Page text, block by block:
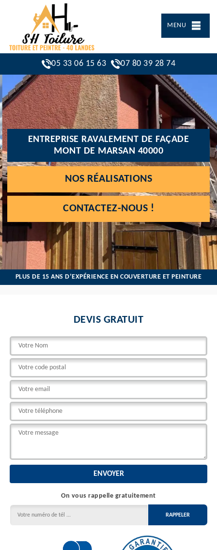
MENU
05 33 06 15 63 07 80 39 28 74
ENTREPRISE RAVALEMENT DE FAÇADE
MONT DE MARSAN 40000
NOS RÉALISATIONS
CONTACTEZ-NOUS !
PLUS DE 15 ANS D’EXPÉRIENCE EN COUVERTURE ET PEINTURE
DEVIS GRATUIT
On vous rappelle gratuitement